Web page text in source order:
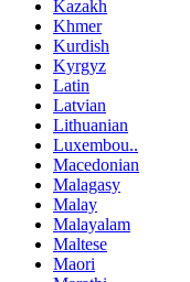
Kazakh
Khmer
Kurdish
Kyrgyz
Latin
Latvian
Lithuanian
Luxembou..
Macedonian
Malagasy
Malay
Malayalam
Maltese
Maori